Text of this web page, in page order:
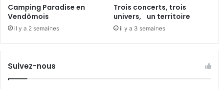
Camping Paradise en
Vendômois
il y a 2 semaines
Trois concerts, trois
univers, un territoire
il y a 3 semaines
Suivez-nous